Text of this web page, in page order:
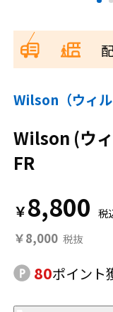
Wilson（ウィル
Wilson (ウ
FR
￥8,800
￥8,000
80ポイント